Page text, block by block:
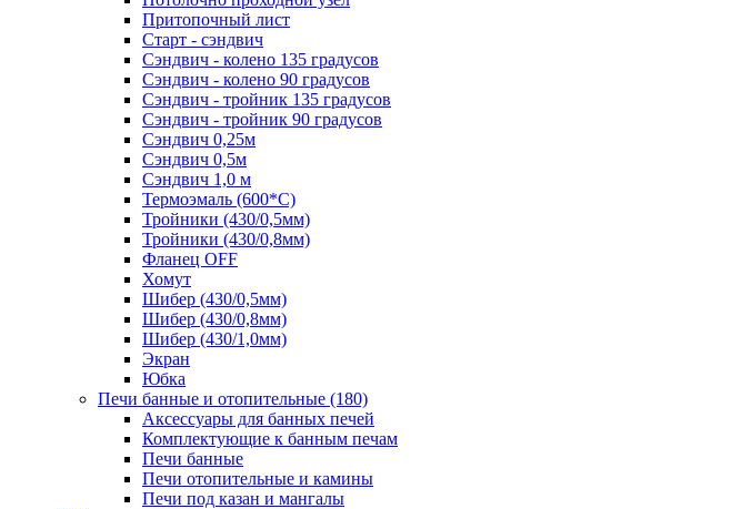
Притопочный лист
Старт - сэндвич
Сэндвич - колено 135 градусов
Сэндвич - колено 90 градусов
Сэндвич - тройник 135 градусов
Сэндвич - тройник 90 градусов
Сэндвич 0,25м
Сэндвич 0,5м
Сэндвич 1,0 м
Термоэмаль (600*С)
Тройники (430/0,5мм)
Тройники (430/0,8мм)
Фланец OFF
Хомут
Шибер (430/0,5мм)
Шибер (430/0,8мм)
Шибер (430/1,0мм)
Экран
Юбка
Печи банные и отопительные (180)
Аксессуары для банных печей
Комплектующие к банным печам
Печи банные
Печи отопительные и камины
Печи под казан и мангалы